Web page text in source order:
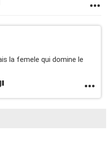
la femele qui domine le